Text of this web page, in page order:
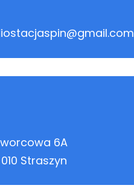
6A
Straszyn